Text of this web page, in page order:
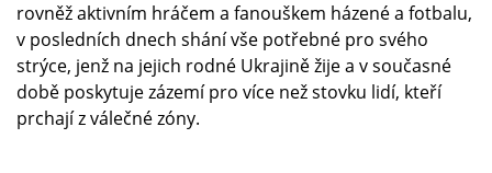
rovněž aktivním hráčem a fanouškem házené a fotbalu,
v posledních dnech shání vše potřebné pro svého
strýce, jenž na jejich rodné Ukrajině žije a v současné
době poskytuje zázemí pro více než stovku lidí, kteří
prchají z válečné zóny.